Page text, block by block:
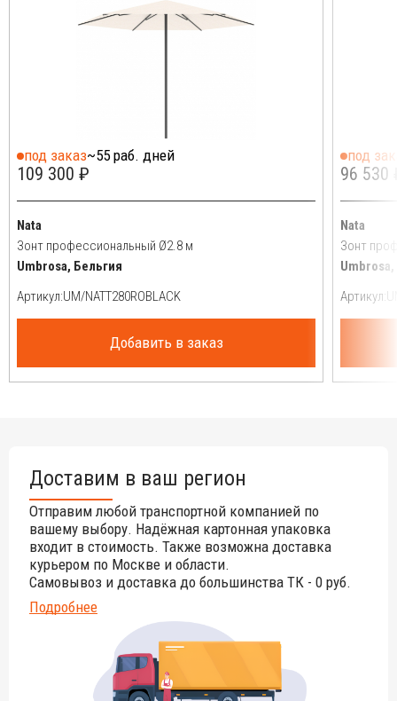
под заказ~55 раб. дней
109 300 ₽
Nata
Зонт профессиональный Ø2.8 м
Umbrosa, Бельгия
Артикул:
Добавить в заказ
под
96 530
Nata
Зонт
Артикул:
Доставим в ваш регион
Отправим любой транспортной компанией по
вашему выбору. Надёжная картонная упаковка
входит в стоимость. Также возможна доставка
курьером по Москве и области.
Самовывоз и доставка до большинства ТК - 0 руб.
Подробнее